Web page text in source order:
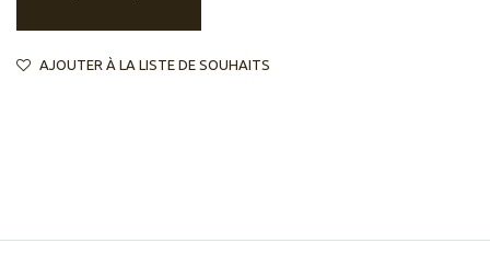
AJOUTER À LA LISTE DE SOUHAITS